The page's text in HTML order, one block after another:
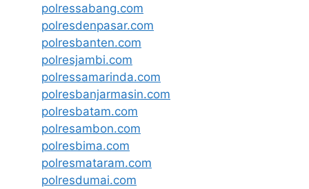
polressabang.com
polresdenpasar.com
polresbanten.com
polresjambi.com
polressamarinda.com
polresbanjarmasin.com
polresbatam.com
polresambon.com
polresbima.com
polresmataram.com
polresdumai.com